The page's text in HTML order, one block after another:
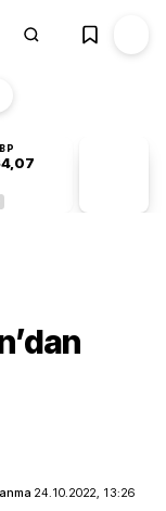
24.10.2022, 13:26